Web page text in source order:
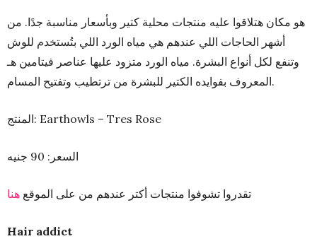
هو مكان هتلاقوا عليه منتجات محلية كتير وبأسعار مناسبة جدًا. من
أشهر الحاجات اللي عندهم هي مياه الورد اللي بتُستخدم للوش
وتنفع لكل أنواع البشرة. مياه الورد متزود عليها عناصر فيتامين هـ
المعروف بفوايده الكتير للبشرة من ترتطيب وتفتيح المسام.
المنتج: Earthowls – Tres Rose
السعر: 90 جنيه
تقدروا تشوفوا منتجات أكتر عندهم من على الموقع هنا
Hair addict